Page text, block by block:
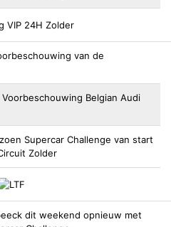
van de
Voorbeschouwing Belgian Audi
Supercar Challenge van start
Zolder
dit weekend opnieuw met